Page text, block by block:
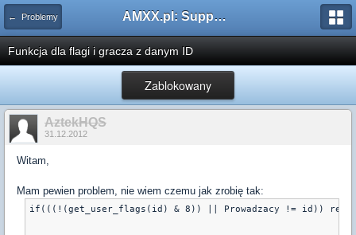
← Problemy AMXX.pl: Support AMX Mod X i SourceMod
Funkcja dla flagi i gracza z danym ID
Zablokowany
AztekHQS
31.12.2012
Witam,
Mam pewien problem, nie wiem czemu jak zrobię tak:
if(((!(get_user_flags(id) & 8)) || Prowadzacy != id))